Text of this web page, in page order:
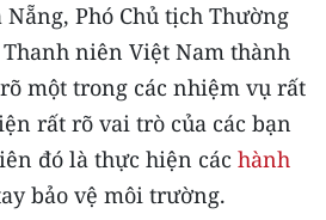
Phó Chủ tịch Thường
niên Việt Nam thành
một trong các nhiệm vụ rất
rất rõ vai trò của các bạn
đó là thực hiện các hành
bảo vệ môi trường.